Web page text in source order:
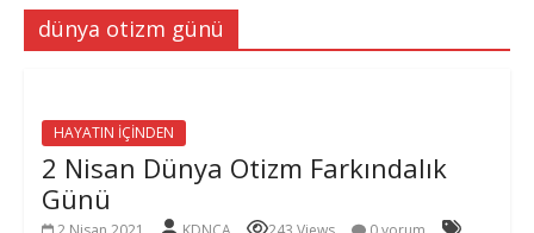
dünya otizm günü
HAYATIN İÇİNDEN
2 Nisan Dünya Otizm Farkındalık
Günü